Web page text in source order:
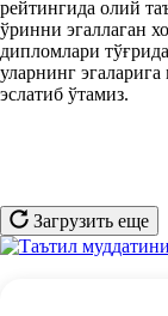
рейтингида олий
ўринни эгаллаган
дипломлари
уларнинг
эслатиб ўтамиз.
Загрузить еще